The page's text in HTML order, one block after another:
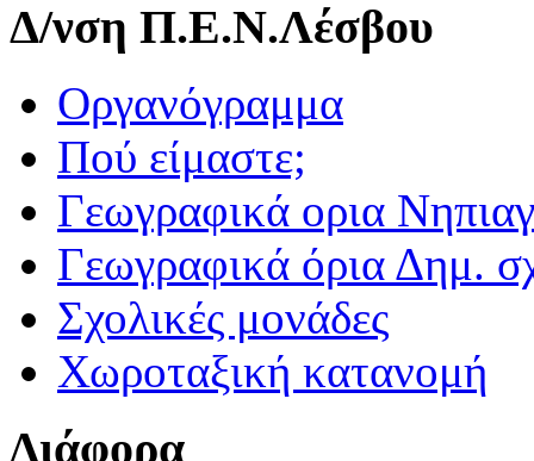
Δ/νση Π.Ε.Ν.Λέσβου
Οργανόγραμμα
Πού είμαστε;
Γεωγραφικά ορια
Γεωγραφικά όρια Δημ.
Σχολικές μονάδες
Χωροταξική κατανομή
Διάφορα